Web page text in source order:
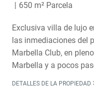
650 m² Parcela
Exclusiva villa de lujo
las inmediaciones del
Marbella Club, en
Marbella y a pocos
DETALLES DE LA PROPIEDAD